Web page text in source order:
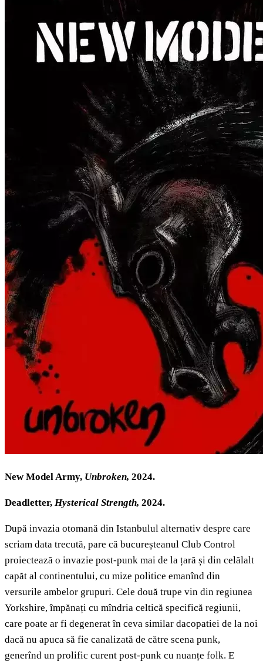
New Model Army, Unbroken, 2024.
Deadletter, Hysterical Strength, 2024.
După invazia otomană din Istanbulul alternativ despre care
scriam data trecută, pare că bucureșteanul Club Control
proiectează o invazie post-punk mai de la țară și din celălalt
capăt al continentului, cu mize politice emanînd din
versurile ambelor grupuri. Cele două trupe vin din regiunea
Yorkshire, împănați cu mîndria celtică specifică regiunii,
care poate ar fi degenerat în ceva similar dacopatiei de la noi
dacă nu apuca să fie canalizată de către scena punk,
generînd un prolific curent post-punk cu nuanțe folk. E